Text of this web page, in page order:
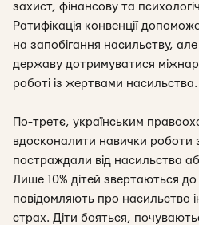
захист, фінансову та
Ратифікація конвенції
на запобігання насильству,
державу дотримуватися
роботі із жертвами насильства.
По-третє, українським
вдосконалити навички роботи
постраждали від насильства
Лише 10% дітей звертаються
повідомляють про
страх. Діти бояться,